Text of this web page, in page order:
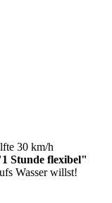
30 km/h
Stunde flexibel"
Wasser willst!